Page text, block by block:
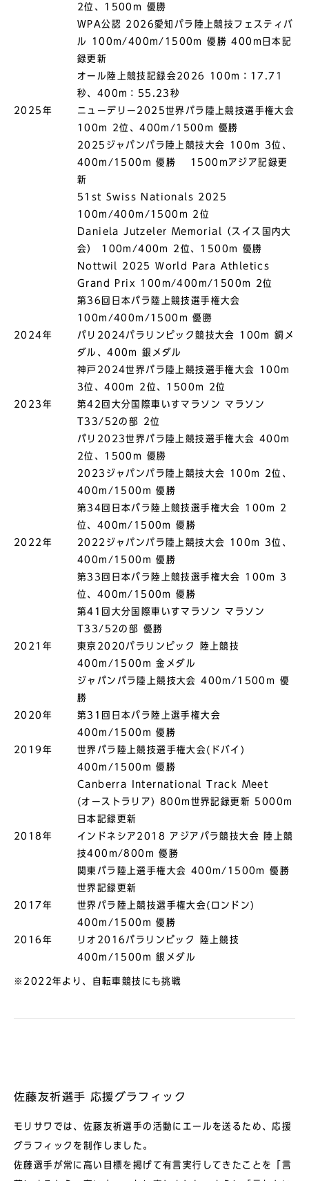
2位、1500m 優勝
WPA公認 2026愛知パラ陸上競技フェスティバ
ル 100m/400m/1500m 優勝 400m日本記
録更新
オール陸上競技記録会2026 100m：17.71
秒、400m：55.23秒
2025年
ニューデリー2025世界パラ陸上競技選手権大会
100m 2位、400m/1500m 優勝
2025ジャパンパラ陸上競技大会 100m 3位、
400m/1500m 優勝 1500mアジア記録更
新
51st Swiss Nationals 2025
100m/400m/1500m 2位
Daniela Jutzeler Memorial（スイス国内大
会） 100m/400m 2位、1500m 優勝
Nottwil 2025 World Para Athletics
Grand Prix 100m/400m/1500m 2位
第36回日本パラ陸上競技選手権大会
100m/400m/1500m 優勝
2024年
パリ2024パラリンピック競技大会 100m 銅メ
ダル、400m 銀メダル
神戸2024世界パラ陸上競技選手権大会 100m
3位、400m 2位、1500m 2位
2023年
第42回大分国際車いすマラソン マラソン
T33/52の部 2位
パリ2023世界パラ陸上競技選⼿権⼤会 400m
2位、1500m 優勝
2023ジャパンパラ陸上競技⼤会 100m 2位、
400m/1500m 優勝
第34回⽇本パラ陸上競技選⼿権⼤会 100m 2
位、400m/1500m 優勝
2022年
2022ジャパンパラ陸上競技⼤会 100m 3位、
400m/1500m 優勝
第33回⽇本パラ陸上競技選⼿権⼤会 100m 3
位、400m/1500m 優勝
第41回⼤分国際⾞いすマラソン マラソン
T33/52の部 優勝
2021年
東京2020パラリンピック 陸上競技
400m/1500m 金メダル
ジャパンパラ陸上競技大会 400m/1500m 優
勝
2020年
第31回日本パラ陸上選手権大会
400m/1500m 優勝
2019年
世界パラ陸上競技選手権大会(ドバイ)
400m/1500m 優勝
Canberra International Track Meet
(オーストラリア) 800m世界記録更新 5000m
日本記録更新
2018年
インドネシア2018 アジアパラ競技大会 陸上競
技400m/800m 優勝
関東パラ陸上選手権大会 400m/1500m 優勝
世界記録更新
2017年
世界パラ陸上競技選手権大会(ロンドン)
400m/1500m 優勝
2016年
リオ2016パラリンピック 陸上競技
400m/1500m 銀メダル
※2022年より、自転車競技にも挑戦
佐藤友祈選⼿ 応援グラフィック
モリサワでは、佐藤友祈選⼿の活動にエールを送るため、応援
グラフィックを制作しました。
佐藤選⼿が常に⾼い⽬標を掲げて有⾔実⾏してきたことを「⾔